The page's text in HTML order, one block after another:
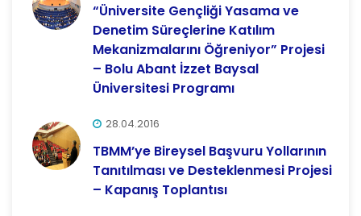
“Üniversite Gençliği Yasama ve
Denetim Süreçlerine Katılım
Mekanizmalarını Öğreniyor” Projesi
– Bolu Abant İzzet Baysal
Üniversitesi Programı
28.04.2016
TBMM’ye Bireysel Başvuru Yollarının
Tanıtılması ve Desteklenmesi Projesi
– Kapanış Toplantısı